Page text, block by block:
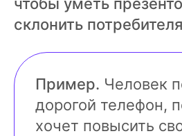
чтобы уметь
склонить
Пример. Человек
дорогой телефон,
хочет повысить